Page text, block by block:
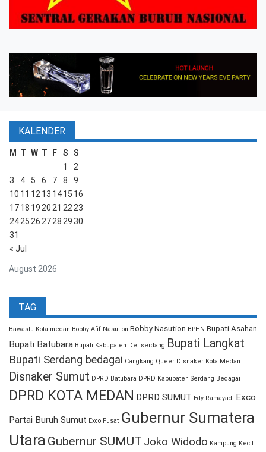
KALENDER
August 2026
M T W T F S S
« Jul
1
2
3
4 5 6 7 8
9
10 11 12 13 1415 16
1718 19 20 21 22 23
2425 26 2728 2930
31
TAG
Bawaslu Kota medan Bobby Afif Nasution Bobby Nasution BPHN Bupati Asahan
Bupati Batubara Bupati Kabupaten Deliserdang Bupati Langkat
Bupati Serdang bedagai Cangkang Queer Disnaker Kota Medan
Disnaker Sumut DPRD Batubara DPRD Kabupaten Serdang Bedagai
DPRD KOTA MEDAN DPRD SUMUT Edy Ramayadi Exco
Partai Buruh Sumut Exco Pusat Gubernur Sumatera
Utara Gubernur SUMUT Joko Widodo Kampung Kecil